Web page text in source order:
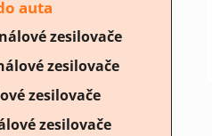
auta
zesilovače
zesilovače
zesilovače
zesilovače